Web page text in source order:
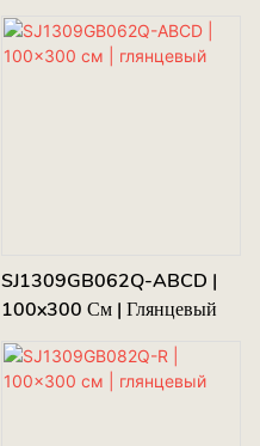
SJ1309GB062Q-ABCD |
100x300 См | Глянцевый